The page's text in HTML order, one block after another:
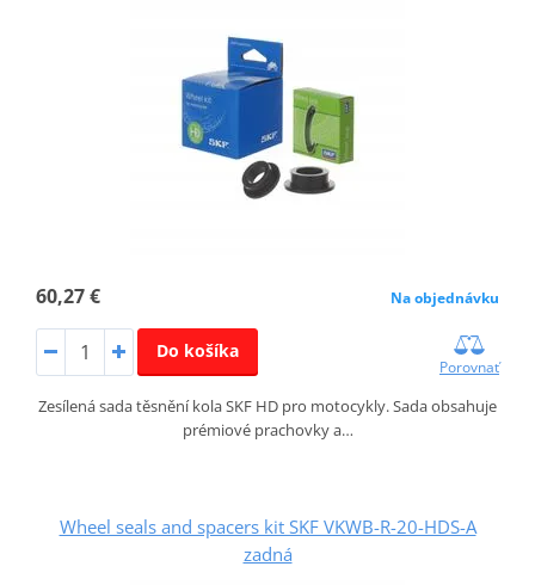
60,27 € Na objednávku
Do košíka
Porovnať
Zesílená sada těsnění kola SKF HD pro motocykly. Sada obsahuje
prémiové prachovky a…
Wheel seals and spacers kit SKF VKWB-R-20-HDS-A
zadná